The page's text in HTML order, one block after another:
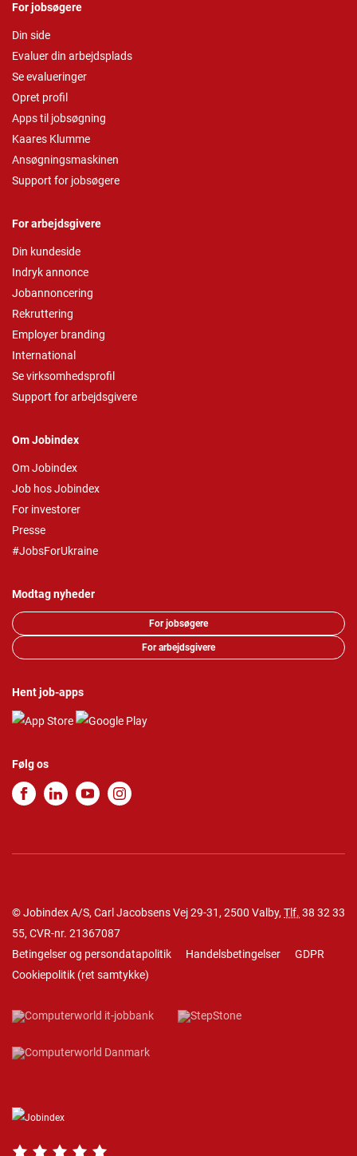
For jobsøgere
Din side
Evaluer din arbejdsplads
Se evalueringer
Opret profil
Apps til jobsøgning
Kaares Klumme
Ansøgningsmaskinen
Support for jobsøgere
For arbejdsgivere
Din kundeside
Indryk annonce
Jobannoncering
Rekruttering
Employer branding
International
Se virksomhedsprofil
Support for arbejdsgivere
Om Jobindex
Om Jobindex
Job hos Jobindex
For investorer
Presse
#JobsForUkraine
Modtag nyheder
For jobsøgere
For arbejdsgivere
Hent job-apps
Følg os
© Jobindex A/S, Carl Jacobsens Vej 29-31, 2500 Valby, Tlf. 38 32 33
55, CVR-nr. 21367087
Betingelser og persondatapolitik
Handelsbetingelser
GDPR
Cookiepolitik (ret samtykke)